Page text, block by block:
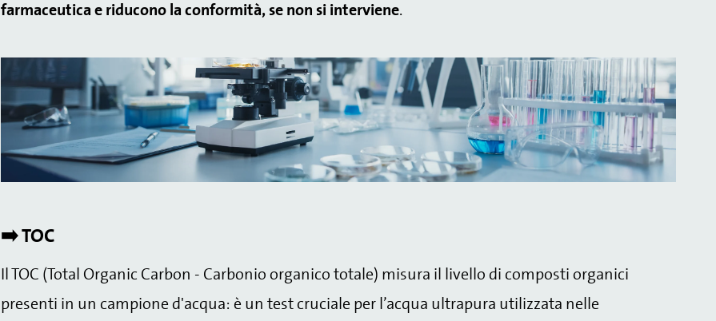
farmaceutica e riducono la conformità, se non si interviene.
➡️ TOC
Il TOC (Total Organic Carbon - Carbonio organico totale) misura il livello di composti organici
presenti in un campione d'acqua: è un test cruciale per l’acqua ultrapura utilizzata nelle